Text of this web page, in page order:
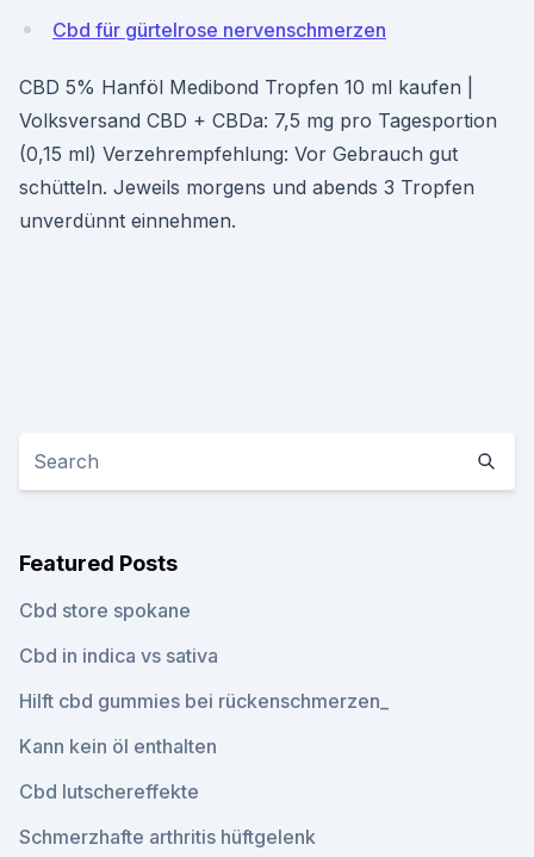
Cbd für gürtelrose nervenschmerzen
CBD 5% Hanföl Medibond Tropfen 10 ml kaufen |
Volksversand CBD + CBDa: 7,5 mg pro Tagesportion
(0,15 ml) Verzehrempfehlung: Vor Gebrauch gut
schütteln. Jeweils morgens und abends 3 Tropfen
unverdünnt einnehmen.
Featured Posts
Cbd store spokane
Cbd in indica vs sativa
Hilft cbd gummies bei rückenschmerzen_
Kann kein öl enthalten
Cbd lutschereffekte
Schmerzhafte arthritis hüftgelenk